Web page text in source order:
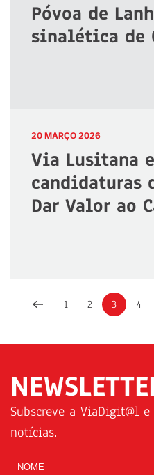
Póvoa de
sinalética de
20 MARÇO 2026
Via Lusitana
candidaturas
Dar Valor ao
1 2 3 4
Subscreve a ViaDigit@l
notícias.